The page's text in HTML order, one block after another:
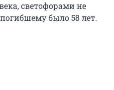
светофорами не
было 58 лет.